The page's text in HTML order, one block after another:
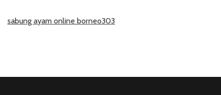
sabung ayam online borneo303